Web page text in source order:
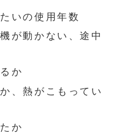
いの使用年数
が動かない、途中
か
、熱がこもってい
か